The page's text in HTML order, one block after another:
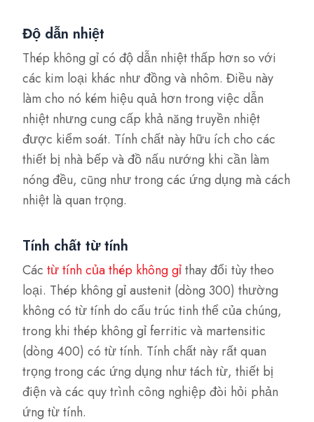
Độ dẫn nhiệt
Thép không gỉ có độ dẫn nhiệt thấp hơn so với
các kim loại khác như đồng và nhôm. Điều này
làm cho nó kém hiệu quả hơn trong việc dẫn
nhiệt nhưng cung cấp khả năng truyền nhiệt
được kiểm soát. Tính chất này hữu ích cho các
thiết bị nhà bếp và đồ nấu nướng khi cần làm
nóng đều, cũng như trong các ứng dụng mà cách
nhiệt là quan trọng.
Tính chất từ tính
Cáctừ tính của thép không gỉthay đổi tùy theo
loại. Thép không gỉ austenit (dòng 300) thường
không có từ tính do cấu trúc tinh thể của chúng,
trong khi thép không gỉ ferritic và martensitic
(dòng 400) có từ tính. Tính chất này rất quan
trọng trong các ứng dụng như tách từ, thiết bị
điện và các quy trình công nghiệp đòi hỏi phản
ứng từ tính.